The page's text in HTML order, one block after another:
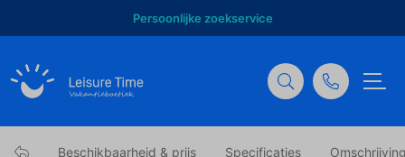
Persoonlijke zoekservice
Beschikbaarheid & prijs Specificaties